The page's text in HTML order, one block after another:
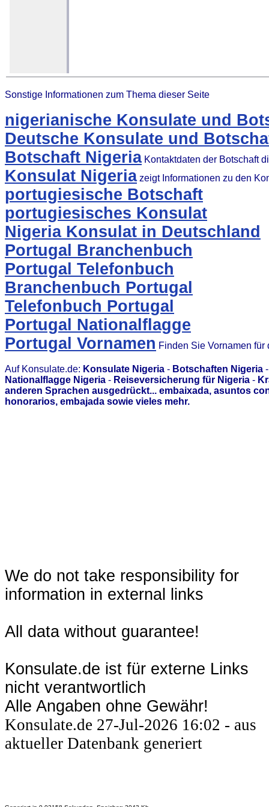
Sonstige Informationen zum Thema dieser Seite
nigerianische Konsulate und
Deutsche Konsulate und
Botschaft NigeriaKontaktdaten der Botschaft
Konsulat Nigeriazeigt Informationen zu den
portugiesische Botschaft
portugiesisches Konsulat
Nigeria Konsulat in Deutschland
Portugal Branchenbuch
Portugal Telefonbuch
Branchenbuch Portugal
Telefonbuch Portugal
Portugal Nationalflagge
Portugal Vornamen Finden Sie Vornamen für
Auf Konsulate.de: Konsulate Nigeria - Botschaften Nigeria
Nationalflagge Nigeria - Reiseversicherung für Nigeria -
anderen Sprachen ausgedrückt... embaixada, asuntos
honorarios, embajada sowie vieles mehr.
We do not take responsibility for
information in external links
All data without guarantee!
Konsulate.de ist für externe Links
nicht verantwortlich
Alle Angaben ohne Gewähr!
Konsulate.de 27-Jul-2026 16:02 - aus
aktueller Datenbank generiert